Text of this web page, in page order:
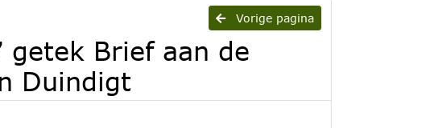
Vorige pagina
getek Brief aan de
Duindigt